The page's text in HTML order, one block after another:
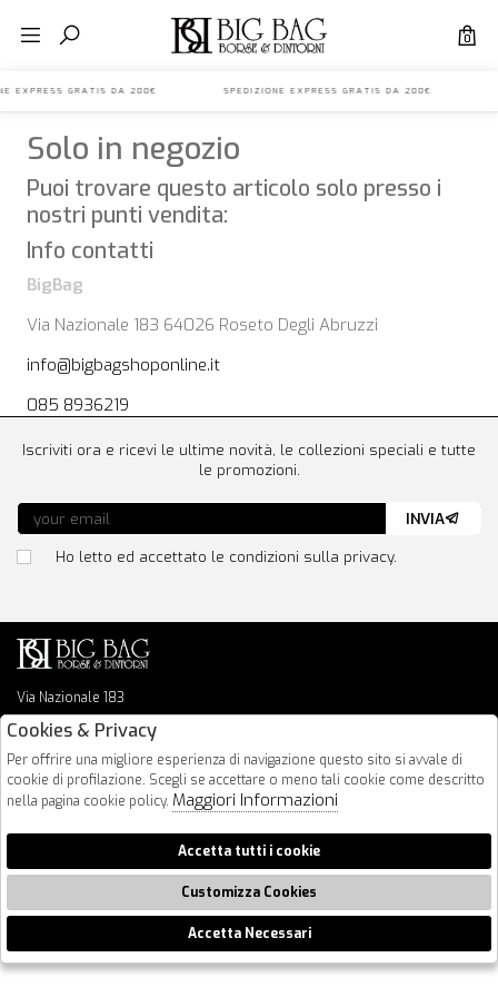
0
EXPRESS GRATIS DA 200€ SPEDIZIONE EXPRESS GRATIS DA
Solo in negozio
Puoi trovare questo articolo solo presso i
nostri punti vendita:
Info contatti
BigBag
Via Nazionale 183 64026 Roseto Degli Abruzzi
info@bigbagshoponline.it
085 8936219
Via Nazionale 183
64026 Roseto Degli Abruzzi
info@bigbagshoponline.it
follow us
Iscriviti ora e ricevi le ultime novità, le collezioni speciali e tutte
le promozioni.
Ho letto ed accettato le condizioni sulla privacy.
INVIA
2026 BigBag - P.iva : 00916940679 Powered by
🍪
Cookies & Privacy
Per offrire una migliore esperienza di navigazione questo sito si avvale di
cookie di profilazione. Scegli se accettare o meno tali cookie come descritto
nella pagina cookie policy. Maggiori Informazioni
Accetta tutti i cookie
Customizza Cookies
Accetta Necessari